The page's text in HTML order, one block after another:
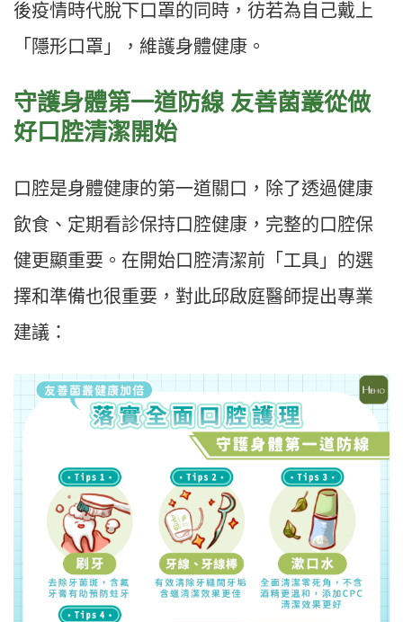
後疫情時代脫下口罩的同時，彷若為自己戴上
「隱形口罩」，維護身體健康。
守護身體第一道防線 友善菌叢從做
好口腔清潔開始
口腔是身體健康的第一道關口，除了透過健康
飲食、定期看診保持口腔健康，完整的口腔保
健更顯重要。在開始口腔清潔前「工具」的選
擇和準備也很重要，對此邱啟庭醫師提出專業
建議：